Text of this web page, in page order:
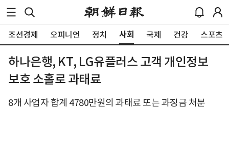
조선경제 오피니언 정치 사회 국제 건강 스포츠
하나은행, KT, LG유플러스 고객 개인정보
보호 소홀로 과태료
8개 사업자 합계 4780만원의 과태료 또는 과징금 처분